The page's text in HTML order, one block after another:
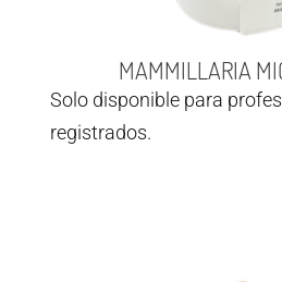
MAMMILLARIA
Solo disponible para
registrados.